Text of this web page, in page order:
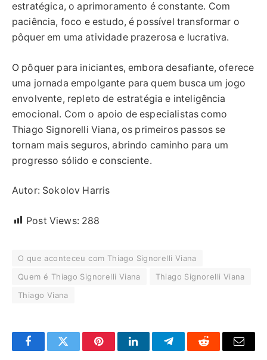
estratégica, o aprimoramento é constante. Com
paciência, foco e estudo, é possível transformar o
pôquer em uma atividade prazerosa e lucrativa.
O pôquer para iniciantes, embora desafiante, oferece
uma jornada empolgante para quem busca um jogo
envolvente, repleto de estratégia e inteligência
emocional. Com o apoio de especialistas como
Thiago Signorelli Viana, os primeiros passos se
tornam mais seguros, abrindo caminho para um
progresso sólido e consciente.
Autor: Sokolov Harris
Post Views: 288
O que aconteceu com Thiago Signorelli Viana
Quem é Thiago Signorelli Viana
Thiago Signorelli Viana
Thiago Viana
FacebookTwitter PinterestLinkedInTelegramReddit Email